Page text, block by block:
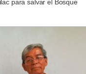
para salvar el Bosque